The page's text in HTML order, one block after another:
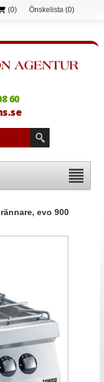
(0) Önskelista (0)
60
evo 900